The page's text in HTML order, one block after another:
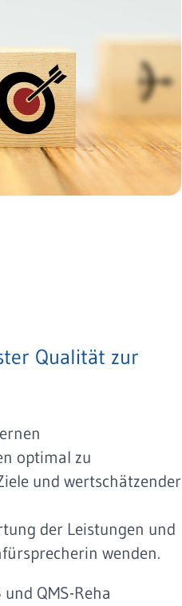
Qualität zur
optimal zu
und wertschätzender
der Leistungen und
wenden.
QMS-Reha